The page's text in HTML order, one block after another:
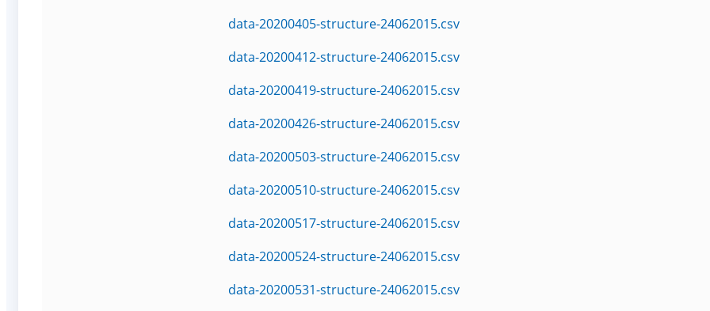
data-20200405-structure-24062015.csv
data-20200412-structure-24062015.csv
data-20200419-structure-24062015.csv
data-20200426-structure-24062015.csv
data-20200503-structure-24062015.csv
data-20200510-structure-24062015.csv
data-20200517-structure-24062015.csv
data-20200524-structure-24062015.csv
data-20200531-structure-24062015.csv